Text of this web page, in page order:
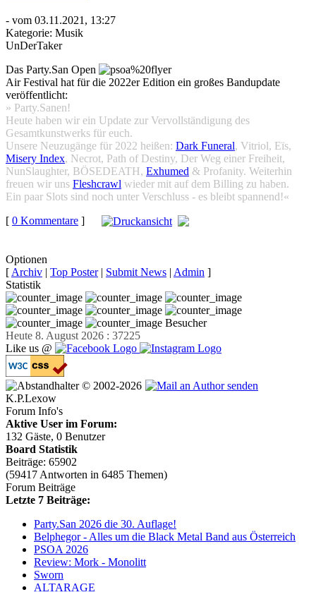
- vom 03.11.2021, 13:27
Kategorie: Musik
UnDerTaker
Das Party.San Open
Air Festival hat für die 2022er Edition ein großes Bandupdate
veröffentlicht:
» Party.Sanen!
Heute haben wir ein Update zur Vervollständigung des
Gesamtkunstwerks für euch.
Unsere Neuzugänge für 2022 heißen: Dark Funeral, Vitriol, Eïs,
Misery Index, Necrot, Path of Destiny, Der Weg einer Freiheit,
NunSlaughter, BÖSEDEATH, Exhumed & Profanity. Weiterhin
freuen wir uns Fleshcrawl wieder mit auf dem Billing zu haben.
Ein paar Slots sind noch unter Verschluss - es bleibt spannend!«
[ 0 Kommentare ]
Optionen
[ Archiv | Top Poster| Submit News | Admin ]
Statistik
Besucher
Heute 8. August 2026 : 37225
Like us @
© 2002-2026
K.P.Lexow
Forum Info's
Aktive User im Forum:
132 Gäste, 0 Benutzer
Board Statistik
Beiträge: 65902
(59417 Antworten in 6485 Themen)
Forum Beiträge
Letzte 7 Beiträge:
Party.San 2026 die 30. Auflage!
Belphegor - Alles um die Black Metal Band aus Österreich
PSOA 2026
Review: Mork - Monolitt
Sworn
ALTARAGE